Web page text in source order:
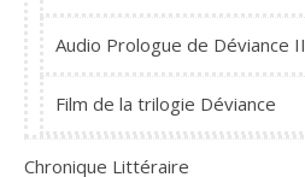
Audio Prologue de Déviance II
Film de la trilogie Déviance
Chronique Littéraire